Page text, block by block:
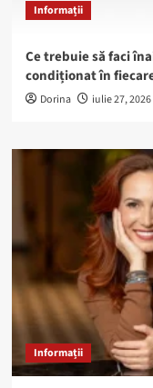
Informații
Ce trebuie să faci
condiționat în
Dorina iulie 27, 2026
Informații